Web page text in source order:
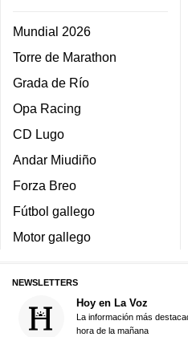
Mundial 2026
Torre de Marathon
Grada de Río
Opa Racing
CD Lugo
Andar Miudiño
Forza Breo
Fútbol gallego
Motor gallego
NEWSLETTERS
Hoy en La Voz
La información más
hora de la mañana